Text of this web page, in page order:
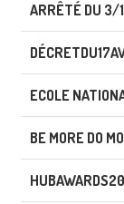
ARRÊTÉ DU
ECOLE
BE MORE DO